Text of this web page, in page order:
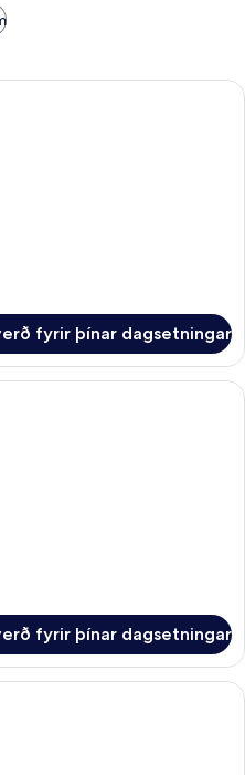
Öryggishólf í herbergi, skrifborð,
fyrir þínar dagsetningar
Öryggishólf í herbergi, skrifborð,
fyrir þínar dagsetningar
Öryggishólf í herbergi, skrifborð,